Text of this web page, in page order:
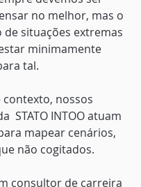
no melhor, mas o
situações extremas
minimamente
tal.
nossos
STATO INTOO atuam
mapear cenários,
não cogitados.
consultor de carreira